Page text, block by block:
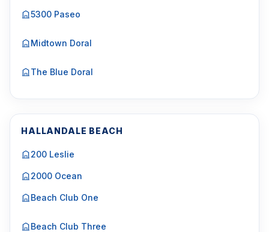
5300 Paseo
Midtown Doral
The Blue Doral
HALLANDALE BEACH
200 Leslie
2000 Ocean
Beach Club One
Beach Club Three